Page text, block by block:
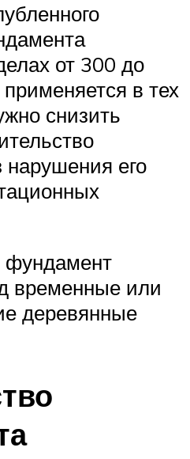
от 300 до
в тех
снизить
его
фундамент
временные или
деревянные